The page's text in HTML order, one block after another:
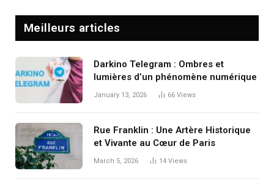
Meilleurs articles
Darkino Telegram : Ombres et
lumières d’un phénomène numérique
January 13, 2026 66 Views
Rue Franklin : Une Artère Historique
et Vivante au Cœur de Paris
March 5, 2026 14 Views